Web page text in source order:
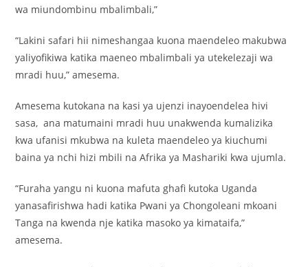
wa miundombinu mbalimbali,”
“Lakini safari hii nimeshangaa kuona maendeleo makubwa
yaliyofikiwa katika maeneo mbalimbali ya utekelezaji wa
mradi huu,” amesema.
Amesema kutokana na kasi ya ujenzi inayoendelea hivi
sasa, ana matumaini mradi huu unakwenda kumalizika
kwa ufanisi mkubwa na kuleta maendeleo ya kiuchumi
baina ya nchi hizi mbili na Afrika ya Mashariki kwa ujumla.
“Furaha yangu ni kuona mafuta ghafi kutoka Uganda
yanasafirishwa hadi katika Pwani ya Chongoleani mkoani
Tanga na kwenda nje katika masoko ya kimataifa,”
amesema.